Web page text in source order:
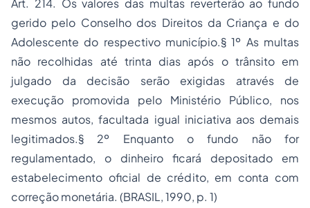
Art. 214. Os valores das multas reverterão ao fundo
gerido pelo Conselho dos Direitos da Criança e do
Adolescente do respectivo município.§ 1º As multas
não recolhidas até trinta dias após o trânsito em
julgado da decisão serão exigidas através de
execução promovida pelo Ministério Público, nos
mesmos autos, facultada igual iniciativa aos demais
legitimados.§ 2º Enquanto o fundo não for
regulamentado, o dinheiro ficará depositado em
estabelecimento oficial de crédito, em conta com
correção monetária. (BRASIL, 1990, p. 1)